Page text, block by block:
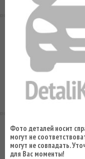
Фото деталей носит
могут не
могут не совпадать.
для Вас моменты!